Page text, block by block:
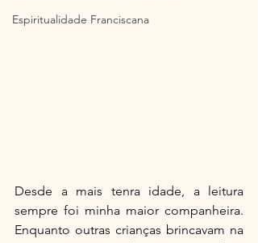
Espiritualidade Franciscana
Desde a mais tenra idade, a leitura
sempre foi minha maior companheira.
Enquanto outras crianças brincavam na